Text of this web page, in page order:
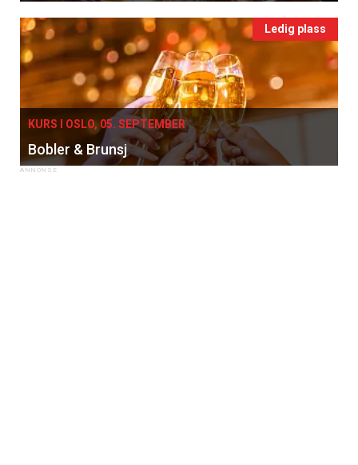
Ledig plass
KURS I OSLO, 05. SEPTEMBER
Bobler & Brunsj